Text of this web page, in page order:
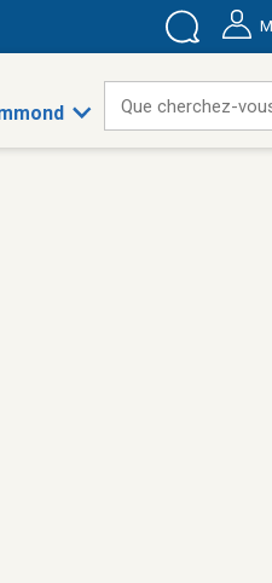
Que cherchez-